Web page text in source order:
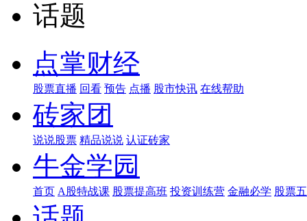
话题
点掌财经
股票直播 回看 预告 点播 股市快讯 在线帮助
砖家团
说说股票 精品说说 认证砖家
牛金学园
首页 A股特战课 股票提高班 投资训练营 金融必学 股票